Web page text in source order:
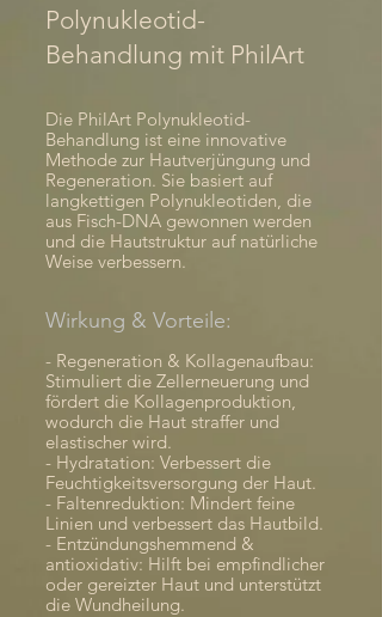
Polynukleotid-
Behandlung mit PhilArt
Die PhilArt Polynukleotid-
Behandlung ist eine innovative
Methode zur Hautverjüngung und
Regeneration. Sie basiert auf
langkettigen Polynukleotiden, die
aus Fisch-DNA gewonnen werden
und die Hautstruktur auf natürliche
Weise verbessern.
Wirkung & Vorteile:
- Regeneration & Kollagenaufbau:
Stimuliert die Zellerneuerung und
fördert die Kollagenproduktion,
wodurch die Haut straffer und
elastischer wird.
- Hydratation: Verbessert die
Feuchtigkeitsversorgung der Haut.
- Faltenreduktion: Mindert feine
Linien und verbessert das Hautbild.
- Entzündungshemmend &
antioxidativ: Hilft bei empfindlicher
oder gereizter Haut und unterstützt
die Wundheilung.